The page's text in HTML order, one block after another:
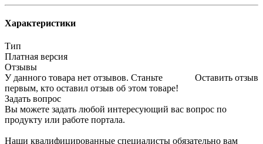
Характеристики
Тип
Платная версия
Отзывы
Оставить отзыв
У данного товара нет отзывов. Станьте
первым, кто оставил отзыв об этом товаре!
Задать вопрос
Вы можете задать любой интересующий вас вопрос по
продукту или работе портала.
Наши квалифицированные специалисты обязательно вам